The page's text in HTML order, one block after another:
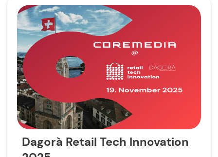
Dagorà Retail Tech Innovation